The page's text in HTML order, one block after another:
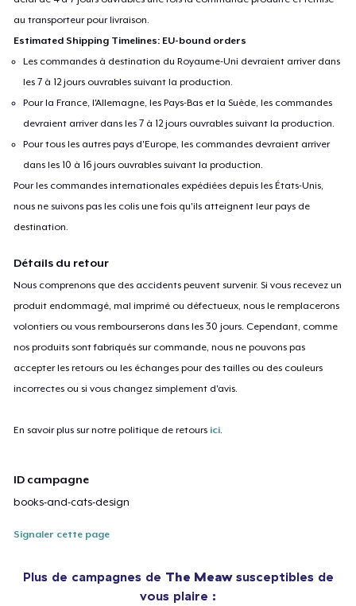
au transporteur pour livraison.
Estimated Shipping Timelines: EU-bound orders
Les commandes à destination du Royaume-Uni devraient arriver dans
les 7 à 12 jours ouvrables suivant la production.
Pour la France, l'Allemagne, les Pays-Bas et la Suède, les commandes
devraient arriver dans les 7 à 12 jours ouvrables suivant la production.
Pour tous les autres pays d'Europe, les commandes devraient arriver
dans les 10 à 16 jours ouvrables suivant la production.
Pour les commandes internationales expédiées depuis les États-Unis,
nous ne suivons pas les colis une fois qu'ils atteignent leur pays de
destination.
Détails du retour
Nous comprenons que des accidents peuvent survenir. Si vous recevez un
produit endommagé, mal imprimé ou défectueux, nous le remplacerons
volontiers ou vous rembourserons dans les 30 jours. Cependant, comme
nos produits sont fabriqués sur commande, nous ne pouvons pas
accepter les retours ou les échanges pour des tailles ou des couleurs
incorrectes ou si vous changez simplement d'avis.
En savoir plus sur notre politique de retours ici.
ID campagne
books-and-cats-design
Signaler cette page
Plus de campagnes de The Meawsusceptibles de
vous plaire :